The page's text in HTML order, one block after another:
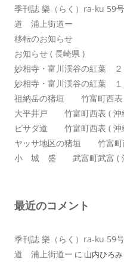
季刊誌 樂（らく）ra-ku
道 浦上街道ー
移転のお知らせ
お知らせ ( 長崎県 )
妙相寺・富川渓谷の紅葉 ２
妙相寺・富川渓谷の紅葉 １
祖納岳の猪垣 竹富町西表
大平井戸 竹富町西表 ( 沖
ピサダ道 竹富町西表 ( 沖
ヤッサ地区の猪垣 竹富町
小 城 盛 武富町武富 (
最近のコメント
季刊誌 樂（らく）ra-ku
道 浦上街道ー に 山内ひろみ